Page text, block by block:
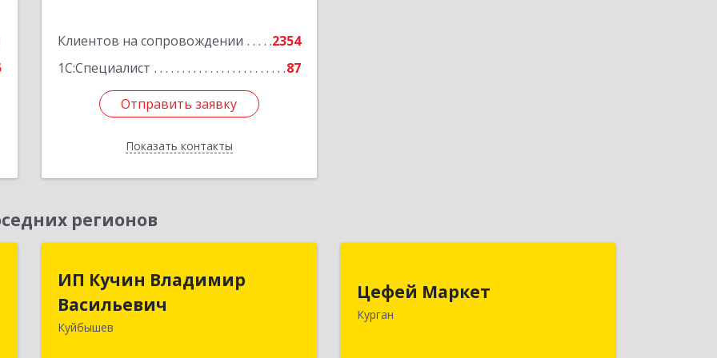
Клиентов на сопровождении
2354
1С:Специалист
87
Отправить заявку
Показать контакты
Отправить заявку
Назад
регионов
ИП Кучин Владимир
Васильевич
Куйбышев
Васильевич
Цефей Маркет
Курган
640002, Курганская обл, Курган г,